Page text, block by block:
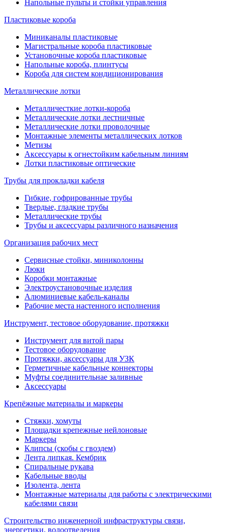
Напольные пульты и стойки управления
Пластиковые короба
Миниканалы пластиковые
Магистральные короба пластиковые
Установочные короба пластиковые
Напольные короба, плинтусы
Короба для систем кондиционирования
Металлические лотки
Металличесткие лотки-короба
Металлические лотки лестничные
Металлические лотки проволочные
Монтажные элементы металлических лотков
Метизы
Аксессуары к огнестойким кабельным линиям
Лотки пластиковые оптические
Трубы для прокладки кабеля
Гибкие, гофрированные трубы
Твердые, гладкие трубы
Металлические трубы
Трубы и аксессуары различного назначения
Организация рабочих мест
Сервисные стойки, миниколонны
Люки
Коробки монтажные
Электроустановочные изделия
Алюминиевые кабель-каналы
Рабочие места настенного исполнения
Инструмент, тестовое оборудование, протяжки
Инструмент для витой пары
Тестовое оборудование
Протяжки, аксессуары для УЗК
Герметичные кабельные коннекторы
Муфты соединительнае заливные
Аксессуары
Крепёжные материалы и маркеры
Стяжки, хомуты
Площадки крепежные нейлоновые
Маркеры
Клипсы (скобы с гвоздем)
Лента липкая. Кембрик
Спиральные рукава
Кабельные вводы
Изолента, лента
Монтажные материалы для работы с электрическими
кабелями связи
Строительство инженерной инфраструктуры связи,
энергетики, водоотведения